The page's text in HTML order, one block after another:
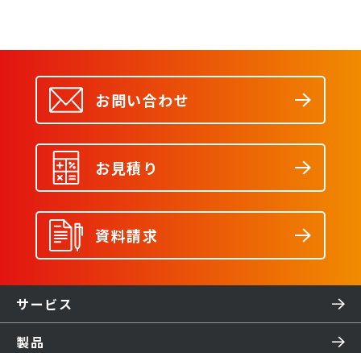
お問い合わせ
お見積り
資料請求
サービス
製品